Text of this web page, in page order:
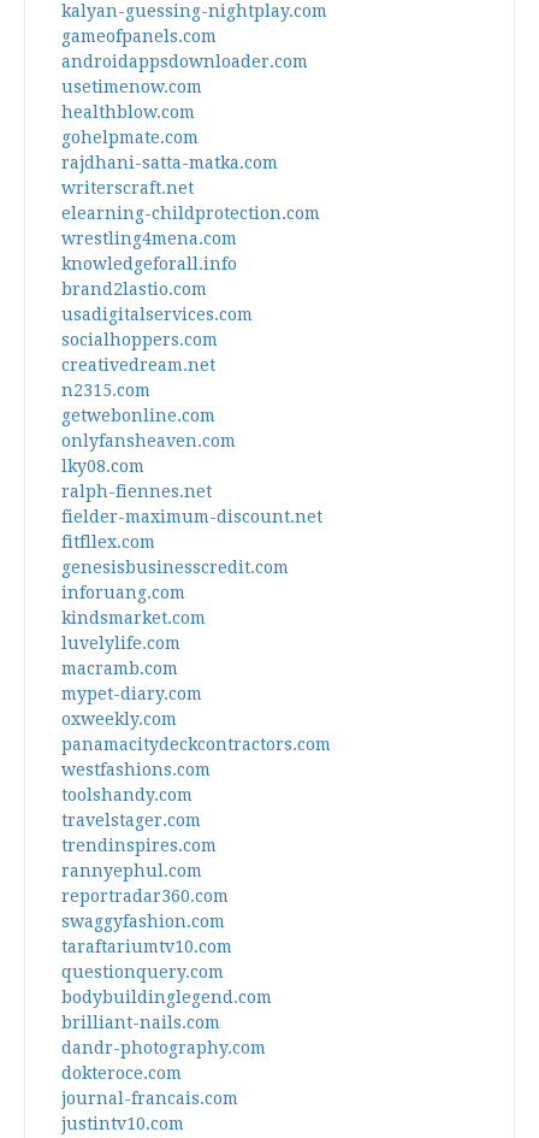
kalyan-guessing-nightplay.com
gameofpanels.com
androidappsdownloader.com
usetimenow.com
healthblow.com
gohelpmate.com
rajdhani-satta-matka.com
writerscraft.net
elearning-childprotection.com
wrestling4mena.com
knowledgeforall.info
brand2lastio.com
usadigitalservices.com
socialhoppers.com
creativedream.net
n2315.com
getwebonline.com
onlyfansheaven.com
lky08.com
ralph-fiennes.net
fielder-maximum-discount.net
fitfllex.com
genesisbusinesscredit.com
inforuang.com
kindsmarket.com
luvelylife.com
macramb.com
mypet-diary.com
oxweekly.com
panamacitydeckcontractors.com
westfashions.com
toolshandy.com
travelstager.com
trendinspires.com
rannyephul.com
reportradar360.com
swaggyfashion.com
taraftariumtv10.com
questionquery.com
bodybuildinglegend.com
brilliant-nails.com
dandr-photography.com
dokteroce.com
journal-francais.com
justintv10.com